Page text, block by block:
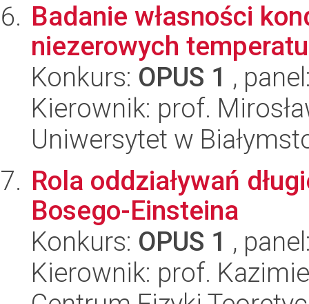
Badanie własności
niezerowych
Konkurs: OPUS 1 ,
Kierownik: prof.
Uniwersytet w
Rola oddziaływań
Bosego-Einsteina
Konkurs: OPUS 1 ,
Kierownik: prof.